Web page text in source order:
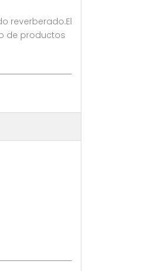
reverberado.El
de productos